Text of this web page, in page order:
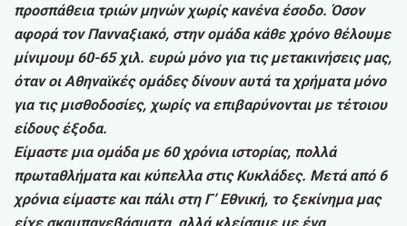
προσπάθεια τριών μηνών χωρίς κανένα έσοδο. Όσον
αφορά τον Πανναξιακό, στην ομάδα κάθε χρόνο θέλουμε
μίνιμουμ 60-65 χιλ. ευρώ μόνο για τις μετακινήσεις μας,
όταν οι Αθηναϊκές ομάδες δίνουν αυτά τα χρήματα μόνο
για τις μισθοδοσίες, χωρίς να επιβαρύνονται με τέτοιου
είδους έξοδα.
Είμαστε μια ομάδα με 60 χρόνια ιστορίας, πολλά
πρωταθλήματα και κύπελλα στις Κυκλάδες. Μετά από 6
χρόνια είμαστε και πάλι στη Γ’ Εθνική, το ξεκίνημα μας